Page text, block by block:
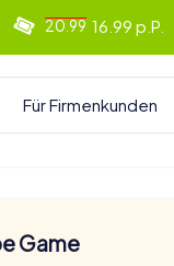
20.99 16.99 p.P.
Für Firmenkunden
Game